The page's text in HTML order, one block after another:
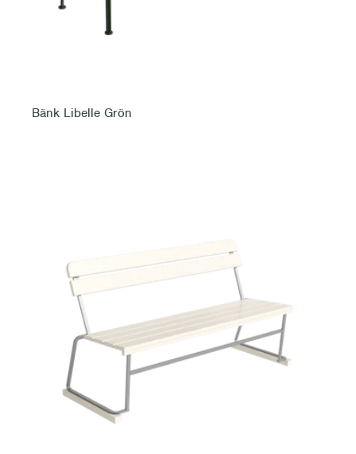
Bänk Libelle Grön